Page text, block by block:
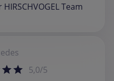
Team
5,0/5